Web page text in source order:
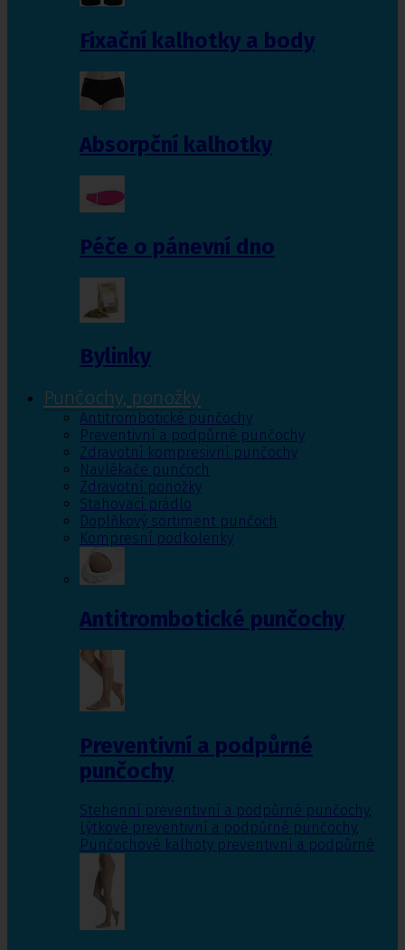
Fixační kalhotky a body
Absorpční kalhotky
Péče o pánevní dno
Bylinky
Punčochy, ponožky
Antitrombotické punčochy
Preventivní a podpůrné punčochy
Zdravotní kompresivní punčochy
Navlékače punčoch
Zdravotní ponožky
Stahovací prádlo
Doplňkový sortiment punčoch
Kompresní podkolenky
Antitrombotické punčochy
Preventivní a podpůrné
punčochy
Stehenní preventivní a podpůrné punčochy,
Lýtkové preventivní a podpůrné punčochy,
Punčochové kalhoty preventivní a podpůrné